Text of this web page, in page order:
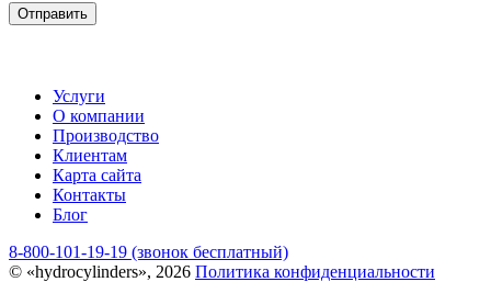
Отправить
Услуги
О компании
Производство
Клиентам
Карта сайта
Контакты
Блог
8-800-101-19-19 (звонок бесплатный)
© «hydrocylinders», 2026 Политика конфиденциальности